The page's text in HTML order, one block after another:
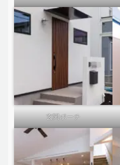
玄関ポーチ